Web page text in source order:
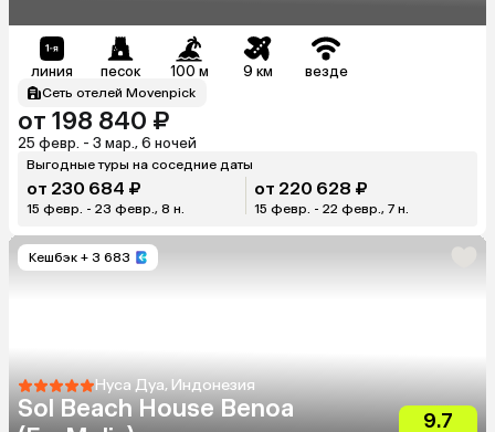
линия песок 100 м 9 км везде
Сеть отелей Movenpick
от 198 840 ₽
25 февр. - 3 мар., 6 ночей
Выгодные туры на соседние даты
от 230 684 ₽
15 февр. - 23 февр., 8 н.
от 220 628 ₽
15 февр. - 22 февр., 7 н.
Кешбэк + 3 683
Нуса Дуа, Индонезия
Sol Beach House Benoa
9.7